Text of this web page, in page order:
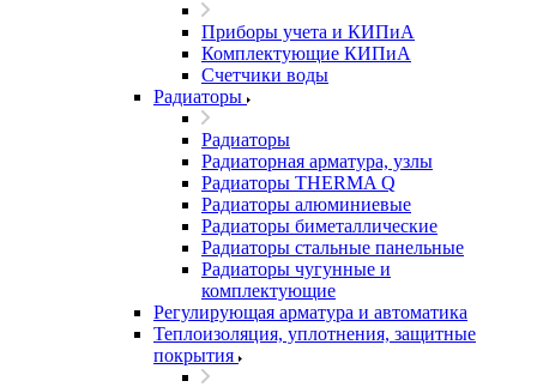
Приборы учета и КИПиА
Комплектующие КИПиА
Счетчики воды
Радиаторы
Радиаторы
Радиаторная арматура, узлы
Радиаторы THERMA Q
Радиаторы алюминиевые
Радиаторы биметаллические
Радиаторы стальные панельные
Радиаторы чугунные и
комплектующие
Регулирующая арматура и автоматика
Теплоизоляция, уплотнения, защитные
покрытия